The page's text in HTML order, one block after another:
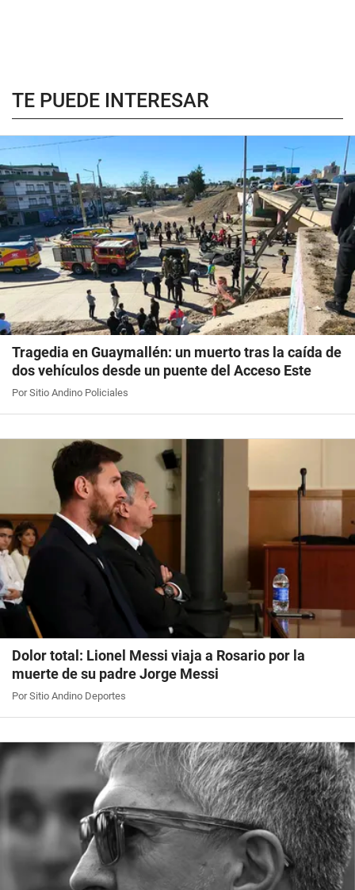
TE PUEDE INTERESAR
Tragedia en Guaymallén: un muerto tras la caída de
dos vehículos desde un puente del Acceso Este
Por Sitio Andino Policiales
Dolor total: Lionel Messi viaja a Rosario por la
muerte de su padre Jorge Messi
Por Sitio Andino Deportes